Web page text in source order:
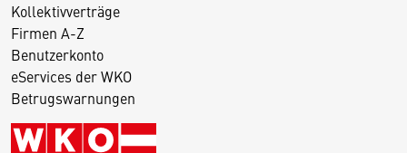
Kollektivverträge
Firmen A-Z
Benutzerkonto
eServices der WKO
Betrugswarnungen